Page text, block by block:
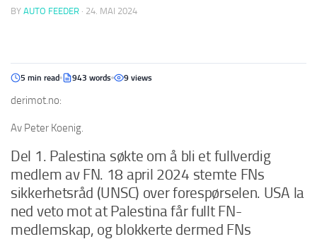
BY AUTO FEEDER · 24. MAI 2024
5 min read 943 words 9 views
derimot.no:
Av Peter Koenig.
Del 1. Palestina søkte om å bli et fullverdig
medlem av FN. 18 april 2024 stemte FNs
sikkerhetsråd (UNSC) over forespørselen. USA la
ned veto mot at Palestina får fullt FN-
medlemskap, og blokkerte dermed FNs